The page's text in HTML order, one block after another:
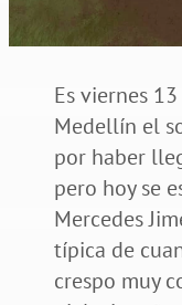
Es viernes
Medellín el
por haber
pero hoy se
Mercedes
típica de
crespo muy